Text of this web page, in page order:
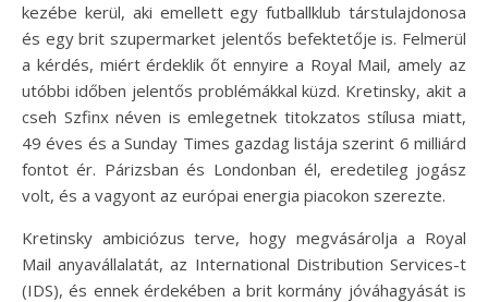
kezébe kerül, aki emellett egy futballklub társtulajdonosa
és egy brit szupermarket jelentős befektetője is. Felmerül
a kérdés, miért érdeklik őt ennyire a Royal Mail, amely az
utóbbi időben jelentős problémákkal küzd. Kretinsky, akit a
cseh Szfinx néven is emlegetnek titokzatos stílusa miatt,
49 éves és a Sunday Times gazdag listája szerint 6 milliárd
fontot ér. Párizsban és Londonban él, eredetileg jogász
volt, és a vagyont az európai energia piacokon szerezte.
Kretinsky ambiciózus terve, hogy megvásárolja a Royal
Mail anyavállalatát, az International Distribution Services-t
(IDS), és ennek érdekében a brit kormány jóváhagyását is